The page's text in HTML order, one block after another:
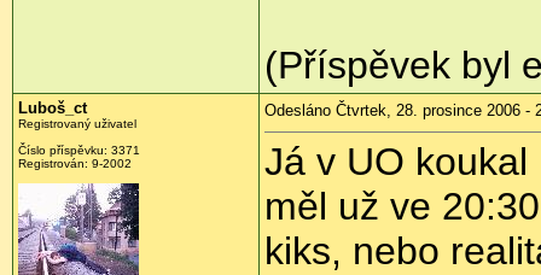
(Příspěvek byl
Luboš_ct
Registrovaný uživatel
Číslo příspěvku: 3371
Registrován: 9-2002
Odesláno Čtvrtek, 28. prosince 2006 -
Já v UO
měl už ve
kiks, nebo